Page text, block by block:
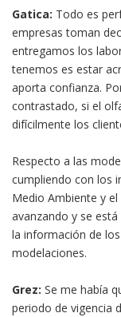
Gatica: Todo es
empresas toman
entregamos los
tenemos es estar
aporta confianza.
contrastado, si el
difícilmente los
Respecto a las
cumpliendo con los
Medio Ambiente y
avanzando y se
la información de
modelaciones.
Grez: Se me había
periodo de vigencia